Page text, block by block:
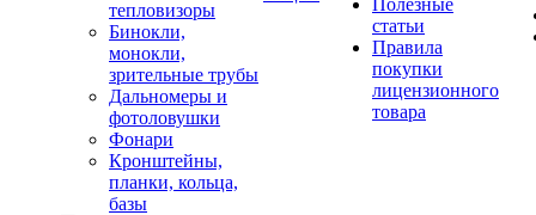
тепловизоры
Бинокли,
монокли,
зрительные трубы
Дальномеры и
фотоловушки
Фонари
Кронштейны,
планки, кольца,
базы
Полезные
статьи
Правила
покупки
лицензионного
товара